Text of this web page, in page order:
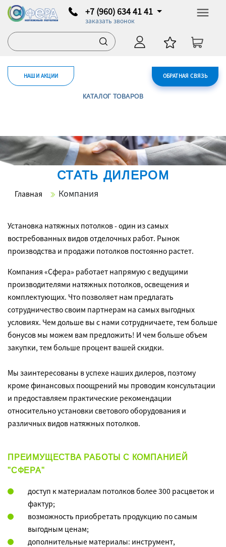
+7 (960) 634 41 41
заказать звонок
ОБРАТНАЯ СВЯЗЬ
НАШИ АКЦИИ
КАТАЛОГ ТОВАРОВ
СТАТЬ ДИЛЕРОМ
Главная Компания
Установка натяжных потолков - один из самых
востребованных видов отделочных работ. Рынок
производства и продажи потолков постоянно растет.
Компания «Сфера» работает напрямую с ведущими
производителями натяжных потолков, освещения и
комплектующих. Что позволяет нам предлагать
сотрудничество своим партнерам на самых выгодных
условиях. Чем дольше вы с нами сотрудничаете, тем больше
бонусов мы можем вам предложить! И чем больше объем
закупки, тем больше процент вашей скидки.
Мы заинтересованы в успехе наших дилеров, поэтому
кроме финансовых поощрений мы проводим консультации
и предоставляем практические рекомендации
относительно установки светового оборудования и
различных видов натяжных потолков.
ПРЕИМУЩЕСТВА РАБОТЫ С КОМПАНИЕЙ
"СФЕРА"
доступ к материалам потолков более 300 расцветок и
фактур;
возможность приобретать продукцию по самым
выгодным ценам;
дополнительные материалы: инструмент,